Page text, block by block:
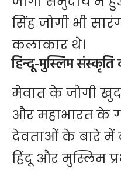
सिंह जोगी भी
कलाकार थे।
हिन्दू-मुस्लिम संस्कृति
मेवात के जोगी
और महाभारत के
देवताओं के बारे में
हिंदू और मुस्लिम